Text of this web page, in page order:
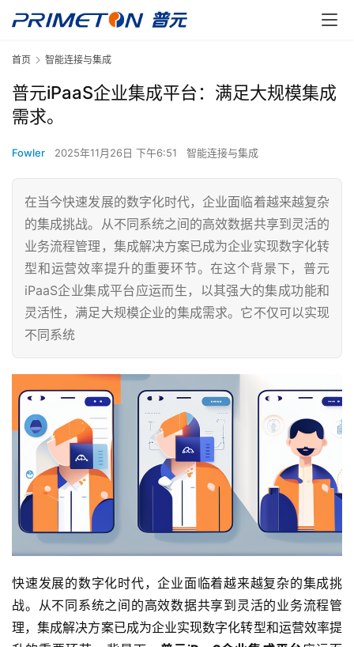
首页 智能连接与集成
普元iPaaS企业集成平台：满足大规模集成
需求。
Fowler 2025年11月26日 下午6:51 智能连接与集成
在当今快速发展的数字化时代，企业面临着越来越复杂
的集成挑战。从不同系统之间的高效数据共享到灵活的
业务流程管理，集成解决方案已成为企业实现数字化转
型和运营效率提升的重要环节。在这个背景下，普元
iPaaS企业集成平台应运而生，以其强大的集成功能和
灵活性，满足大规模企业的集成需求。它不仅可以实现
不同系统
快速发展的数字化时代，企业面临着越来越复杂的集成挑
战。从不同系统之间的高效数据共享到灵活的业务流程管
理，集成解决方案已成为企业实现数字化转型和运营效率提